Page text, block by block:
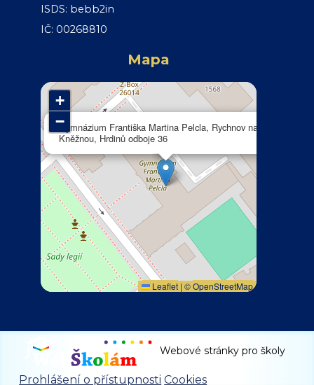
ISDS: bebb2in
IČ: 00268810
Mapa
Gymnázium Františka Martina Pelcla, Rychnov nad
Kněžnou, Hrdinů odboje 36
+
−
Leaflet | ©OpenStreetMap
Webové stránky pro školy
Prohlášení o přístupnosti Cookies